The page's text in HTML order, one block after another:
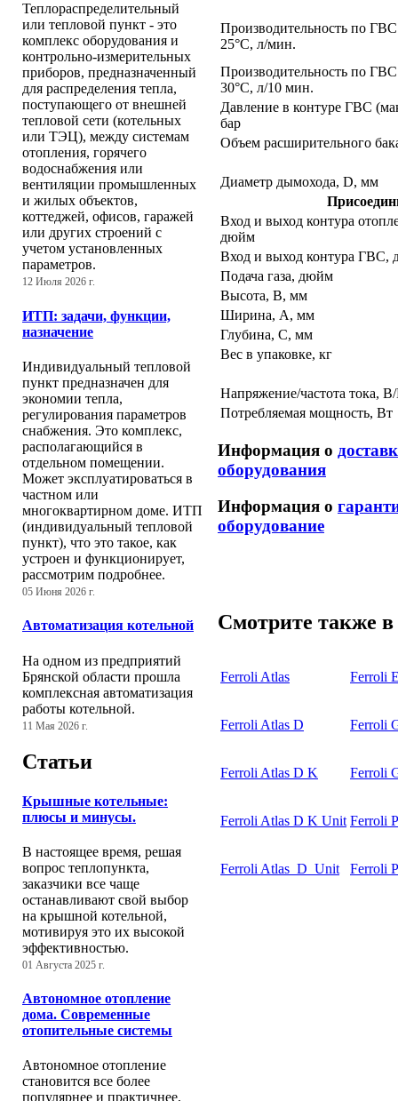
Теплораспределительный
или тепловой пункт - это
комплекс оборудования и
контрольно-измерительных
приборов, предназначенный
для распределения тепла,
поступающего от внешней
тепловой сети (котельных
или ТЭЦ), между системам
отопления, горячего
водоснабжения или
вентиляции промышленных
и жилых объектов,
коттеджей, офисов, гаражей
или других строений с
учетом установленных
параметров.
12 Июля 2026 г.
ИТП: задачи, функции,
назначение
Индивидуальный тепловой
пункт предназначен для
экономии тепла,
регулирования параметров
снабжения. Это комплекс,
располагающийся в
отдельном помещении.
Может эксплуатироваться в
частном или
многоквартирном доме. ИТП
(индивидуальный тепловой
пункт), что это такое, как
устроен и функционирует,
рассмотрим подробнее.
05 Июня 2026 г.
Автоматизация котельной
На одном из предприятий
Брянской области прошла
комплексная автоматизация
работы котельной.
11 Мая 2026 г.
Статьи
Крышные котельные:
плюсы и минусы.
В настоящее время, решая
вопрос теплопункта,
заказчики все чаще
останавливают свой выбор
на крышной котельной,
мотивируя это их высокой
эффективностью.
01 Августа 2025 г.
Автономное отопление
дома. Современные
отопительные системы
Автономное отопление
становится все более
популярнее и практичнее,
Производительность по
25°С, л/мин.
Производительность по
30°С, л/10 мин.
Давление в контуре ГВС
бар
Объем расширительного
Диаметр дымохода, D, мм
Вход и выход контура
дюйм
Вход и выход контура ГВС,
Подача газа, дюйм
Высота, B, мм
Ширина, A, мм
Глубина, C, мм
Вес в упаковке, кг
Напряжение/частота тока,
Потребляемая мощность, Вт
Информация о
оборудования
Информация о
оборудование
Смотрите также в
Ferroli Atlas Ferroli
Ferroli Atlas D Ferroli
Ferroli Atlas D K Ferroli
Ferroli Atlas D K Unit Ferroli
Ferroli Atlas_D_Unit Ferroli